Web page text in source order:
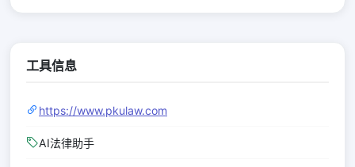
工具信息
https://www.pkulaw.com
AI法律助手